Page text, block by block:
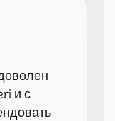
и с